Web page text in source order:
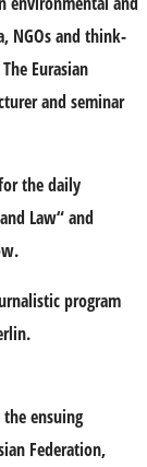
NGOs and think-
Eurasian
and seminar
the daily
Law“ and
program
the ensuing
Federation,